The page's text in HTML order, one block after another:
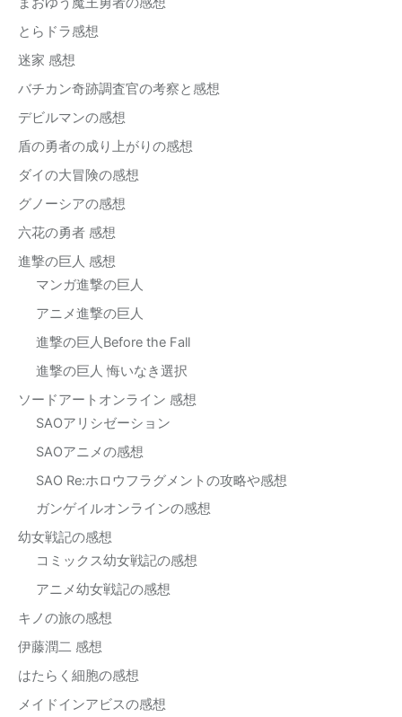
とらドラ感想
迷家 感想
バチカン奇跡調査官の考察と感想
デビルマンの感想
盾の勇者の成り上がりの感想
ダイの大冒険の感想
グノーシアの感想
六花の勇者 感想
進撃の巨人 感想
マンガ進撃の巨人
アニメ進撃の巨人
進撃の巨人Before the Fall
進撃の巨人 悔いなき選択
ソードアートオンライン 感想
SAOアリシゼーション
SAOアニメの感想
SAO Re:ホロウフラグメントの攻略や感想
ガンゲイルオンラインの感想
幼女戦記の感想
コミックス幼女戦記の感想
アニメ幼女戦記の感想
キノの旅の感想
伊藤潤二 感想
はたらく細胞の感想
メイドインアビスの感想